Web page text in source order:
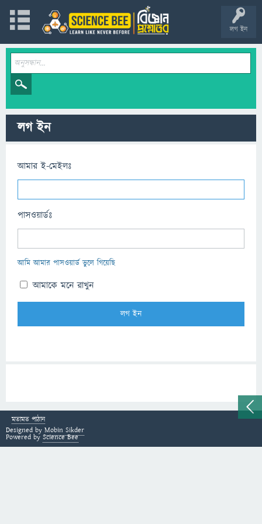
লগ ইন
লগ ইন
আমার ই-মেইলঃ
পাসওয়ার্ডঃ
আমি আমার পাসওয়ার্ড ভুলে গিয়েছি
আমাকে মনে রাখুন
মতামত পাঠান
Designed by Mobin Sikder
Powered by Science Bee